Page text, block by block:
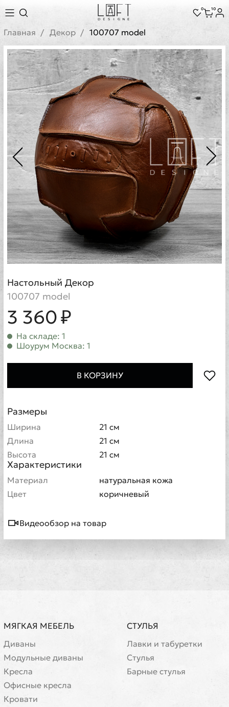
0 10
Главная Декор 100707 model
Настольный Декор
100707 model
3 360 ₽
На складе: 1
Шоурум Москва: 1
В КОРЗИНУ
Размеры
Ширина
21 см
Длина
21 см
Высота
21 см
Характеристики
Материал
натуральная кожа
Цвет
коричневый
Видеообзор на товар
МЯГКАЯ МЕБЕЛЬ
Диваны
Модульные диваны
Кресла
Офисные кресла
Кровати
СТУЛЬЯ
Лавки и табуретки
Стулья
Барные стулья